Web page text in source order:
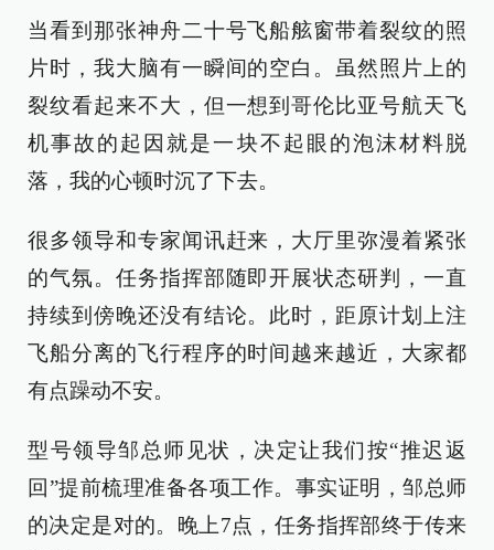
当看到那张神舟二十号飞船舷窗带着裂纹的照
片时，我大脑有一瞬间的空白。虽然照片上的
裂纹看起来不大，但一想到哥伦比亚号航天飞
机事故的起因就是一块不起眼的泡沫材料脱
落，我的心顿时沉了下去。
很多领导和专家闻讯赶来，大厅里弥漫着紧张
的气氛。任务指挥部随即开展状态研判，一直
持续到傍晚还没有结论。此时，距原计划上注
飞船分离的飞行程序的时间越来越近，大家都
有点躁动不安。
型号领导邹总师见状，决定让我们按“推迟返
回”提前梳理准备各项工作。事实证明，邹总师
的决定是对的。晚上7点，任务指挥部终于传来